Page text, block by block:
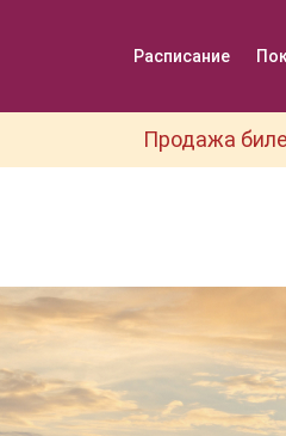
Расписание
Продажа